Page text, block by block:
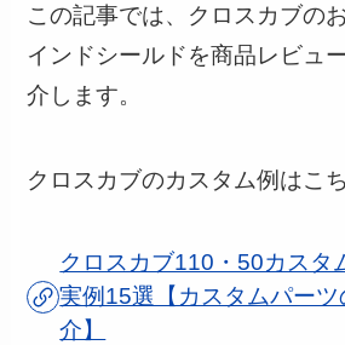
この記事では、クロスカブの
インドシールドを商品レビュ
介します。
クロスカブのカスタム例はこ
クロスカブ110・50カスタ
実例15選【カスタムパー
介】